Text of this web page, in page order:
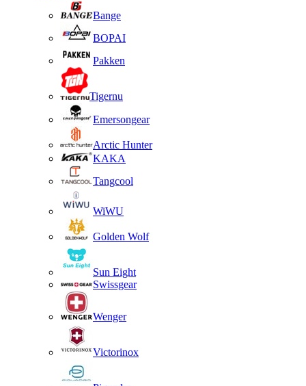
Bange
BOPAI
Pakken
Tigernu
Emersongear
Arctic Hunter
KAKA
Tangcool
WiWU
Golden Wolf
Sun Eight
Swissgear
Wenger
Victorinox